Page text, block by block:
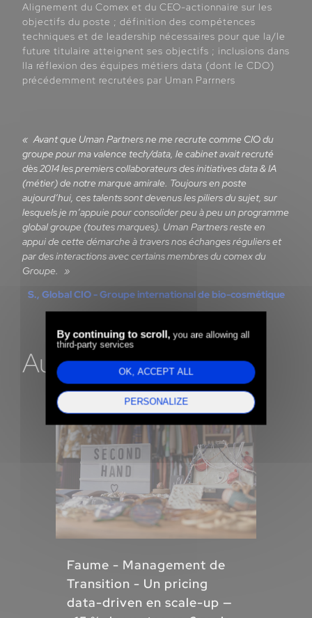
Alignement du Comex et du CEO-actionnaire sur les
objectifs du poste ; définition des compétences
techniques et de leadership nécessaires pour que la/le
future titulaire atteignent ses objectifs ; inclusions dans
lla réflexion des équipes métiers data (dont le CDO)
précédemment recrutées par Uman Parrners
Avant que Uman Partners ne me recrute comme CIO du
groupe pour ma valence tech/data, le cabinet avait recruté
dès 2014 les premiers collaborateurs des initiatives data & IA
(métier) de notre marque amirale. Toujours en poste
aujourd’hui, ces talents sont devenus les piliers du sujet, sur
lesquels je m’appuie pour consolider peu à peu un programme
global groupe (toutes marques). Uman Partners reste en
appui de cette démarche à travers nos échanges réguliers et
par des interactions avec certains membres du comex du
Groupe.
S., Global CIO - Groupe international de bio-cosmétique
Autres Business cases
Faume - Management de
Transition - Un pricing
data-driven en scale-up —
By continuing to scroll, you are allowing all
third-party services
OK, ACCEPT ALL
PERSONALIZE